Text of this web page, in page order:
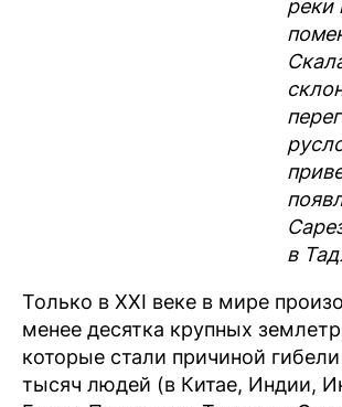
реки
в
Только в XXI веке в мире
менее десятка крупных
которые стали причиной
тысяч людей (в Китае, Индии,